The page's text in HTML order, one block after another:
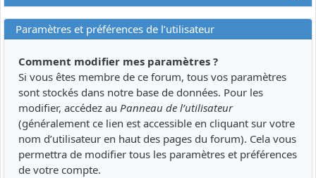
Paramètres et préférences de l’utilisateur
Comment modifier mes paramètres ?
Si vous êtes membre de ce forum, tous vos paramètres
sont stockés dans notre base de données. Pour les
modifier, accédez au Panneau de l’utilisateur
(généralement ce lien est accessible en cliquant sur votre
nom d’utilisateur en haut des pages du forum). Cela vous
permettra de modifier tous les paramètres et préférences
de votre compte.